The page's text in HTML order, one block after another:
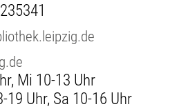
Mi 10-13 Uhr
Uhr, Sa 10-16 Uhr